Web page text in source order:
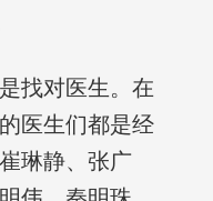
找对医生。在
医生们都是经
琳静、张广